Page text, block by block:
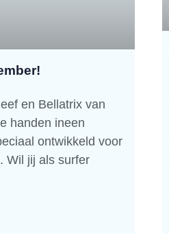
en Bellatrix van
handen ineen
ontwikkeld voor
Wil jij als surfer